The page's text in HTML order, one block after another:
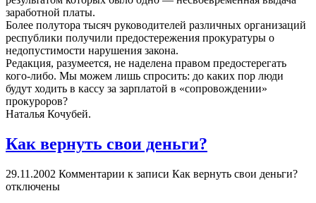
заработной платы.
Более полутора тысяч руководителей различных организаций
республики получили предостережения прокуратуры о
недопустимости нарушения закона.
Редакция, разумеется, не наделена правом предостерегать
кого-либо. Мы можем лишь спросить: до каких пор люди
будут ходить в кассу за зарплатой в «сопровождении»
прокуроров?
Наталья Кочубей.
Как вернуть свои деньги?
29.11.2002 Комментарии к записи Как вернуть свои деньги?
отключены